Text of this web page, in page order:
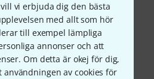
vi erbjuda dig den bästa
med allt som hör
till exempel lämpliga
annonser och att
Om detta är okej för dig,
av cookies för